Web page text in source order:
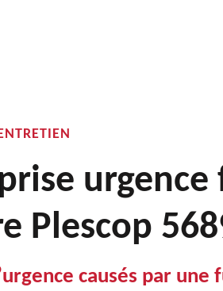
Plescop
causés par